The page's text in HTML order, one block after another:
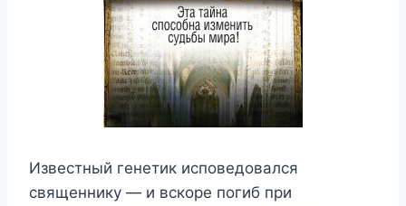
Известный генетик исповедовался
священнику — и вскоре погиб при